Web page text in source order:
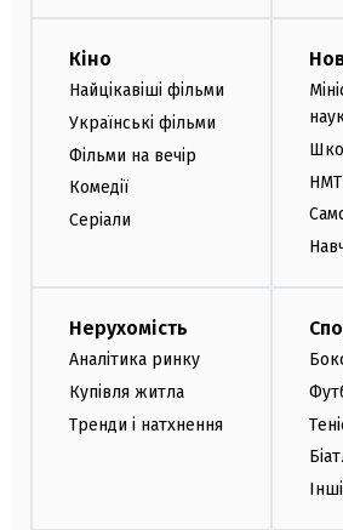
Кіно
Найцікавіші фільми
Українські фільми
Фільми на вечір
Комедії
Серіали
НМТ
Нерухомість
Аналітика ринку
Купівля житла
Тренди і натхнення